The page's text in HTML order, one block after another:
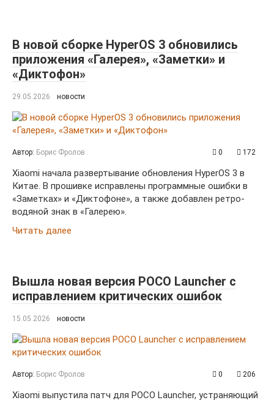
В новой сборке HyperOS 3 обновились
приложения «Галерея», «Заметки» и
«Диктофон»
29.05.2026 новости
Автор: Борис Фролов 0 172
Xiaomi начала развертывание обновления HyperOS 3 в
Китае. В прошивке исправлены программные ошибки в
«Заметках» и «Диктофоне», а также добавлен ретро-
водяной знак в «Галерею».
Читать далее
Вышла новая версия POCO Launcher с
исправлением критических ошибок
15.05.2026 новости
Автор: Борис Фролов 0 206
Xiaomi выпустила патч для POCO Launcher, устраняющий